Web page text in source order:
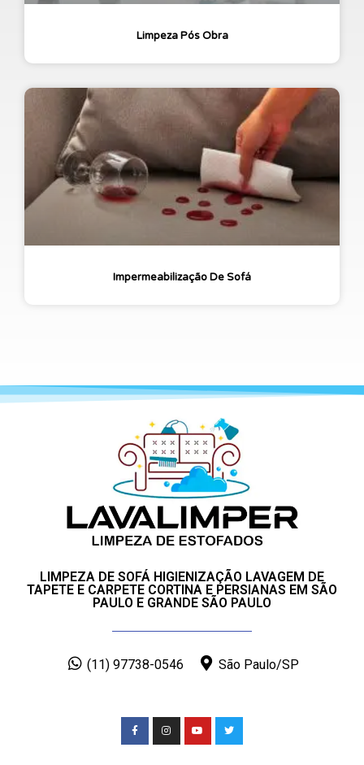
Limpeza Pós Obra
Impermeabilização De Sofá
LIMPEZA DE SOFÁ HIGIENIZAÇÃO LAVAGEM DE
TAPETE E CARPETE CORTINA E PERSIANAS EM SÃO
PAULO E GRANDE SÃO PAULO
(11) 97738-0546 São Paulo/SP